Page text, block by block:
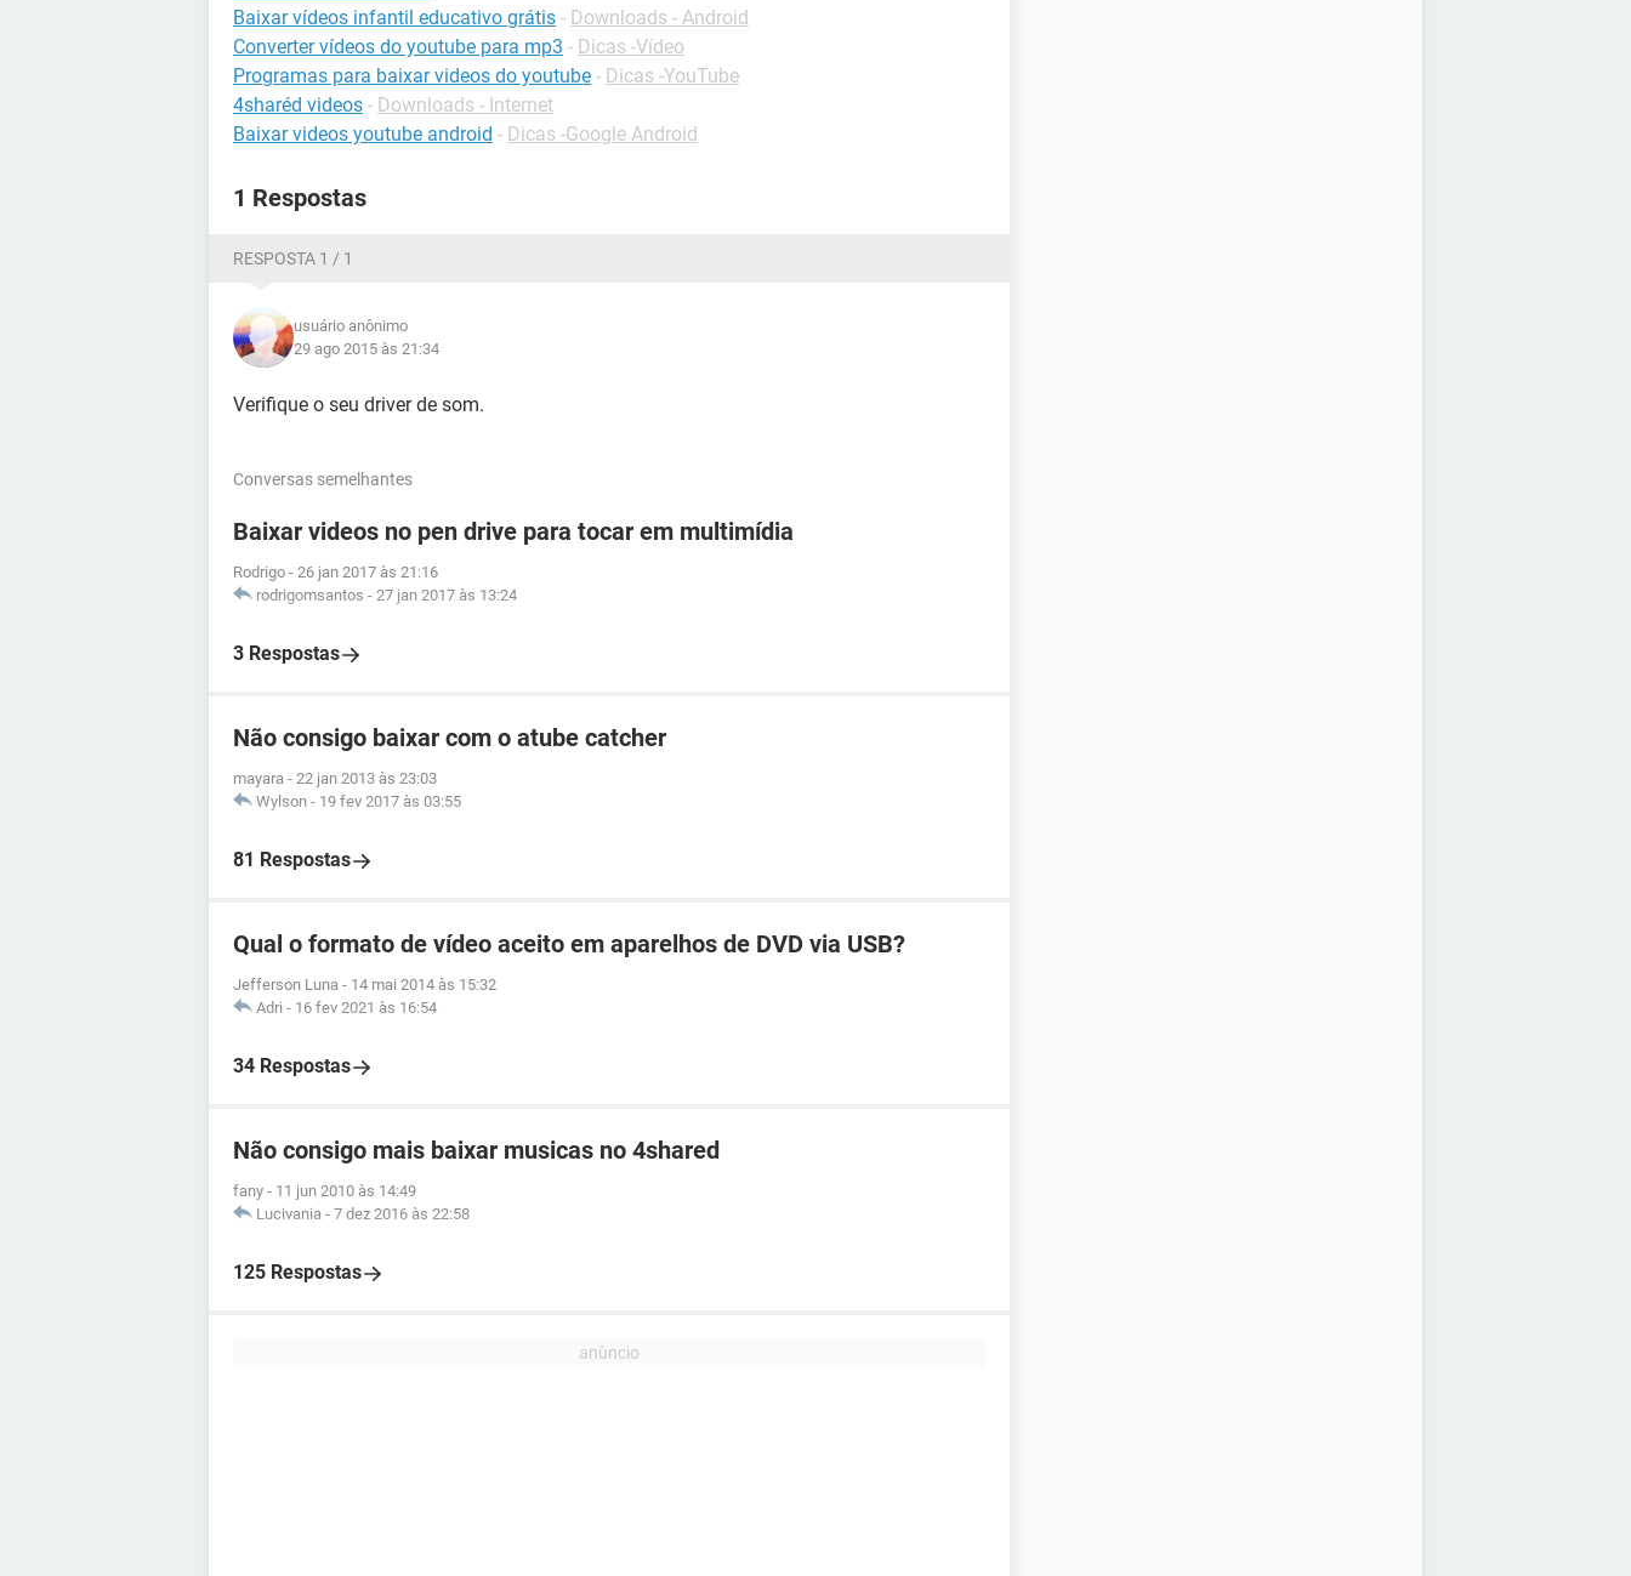
Baixar vídeos infantil educativo grátis - Downloads - Android
Converter vídeos do youtube para mp3 - Dicas -Vídeo
Programas para baixar videos do youtube - Dicas -YouTube
4sharéd videos - Downloads - Internet
Baixar videos youtube android - Dicas -Google Android
1 Respostas
RESPOSTA 1 / 1
usuário anônimo
29 ago 2015 às 21:34
Verifique o seu driver de som.
Conversas semelhantes
Baixar videos no pen drive para tocar em multimídia
Rodrigo - 26 jan 2017 às 21:16
rodrigomsantos - 27 jan 2017 às 13:24
3 Respostas
Não consigo baixar com o atube catcher
mayara - 22 jan 2013 às 23:03
Wylson - 19 fev 2017 às 03:55
81 Respostas
Qual o formato de vídeo aceito em aparelhos de DVD via USB?
Jefferson Luna - 14 mai 2014 às 15:32
Adri - 16 fev 2021 às 16:54
34 Respostas
Não consigo mais baixar musicas no 4shared
fany - 11 jun 2010 às 14:49
Lucivania - 7 dez 2016 às 22:58
125 Respostas